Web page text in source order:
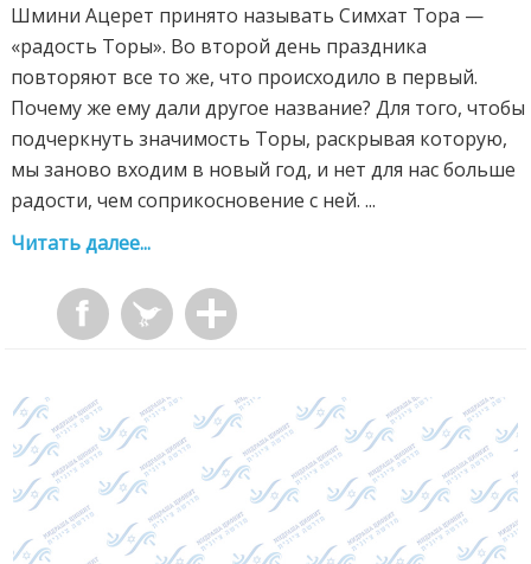
Шмини Ацерет принято называть Симхат Тора —
«радость Торы». Во второй день праздника
повторяют все то же, что происходило в первый.
Почему же ему дали другое название? Для того, чтобы
подчеркнуть значимость Торы, раскрывая которую,
мы заново входим в новый год, и нет для нас больше
радости, чем соприкосновение с ней. ...
Читать далее...